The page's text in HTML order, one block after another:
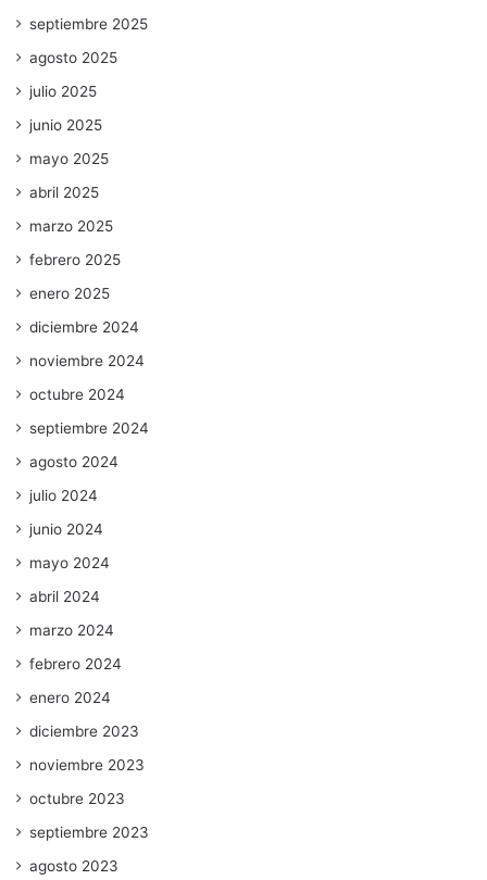
septiembre 2025
agosto 2025
julio 2025
junio 2025
mayo 2025
abril 2025
marzo 2025
febrero 2025
enero 2025
diciembre 2024
noviembre 2024
octubre 2024
septiembre 2024
agosto 2024
julio 2024
junio 2024
mayo 2024
abril 2024
marzo 2024
febrero 2024
enero 2024
diciembre 2023
noviembre 2023
octubre 2023
septiembre 2023
agosto 2023